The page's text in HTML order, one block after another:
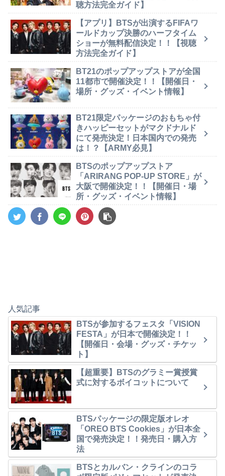
聴方法完全ガイド】
【アプリ】BTSが出演するFIFAワ
ールドカップ決勝のハーフタイム
ショーが無料配信決定！！【視聴
方法完全ガイド】
BT21のポップアップストアが全国
11都市で開催決定！！【開催日・
場所・グッズ・イベント情報】
BT21限定パッケージのおもちゃ付
きハッピーセットがマクドナルド
にて発売決定！日本国内での発売
は！？【ARMY必見】
BTSのポップアップストア
「ARIRANG POP-UP STORE」が
大阪で開催決定！！【開催日・場
所・グッズ・イベント情報】
人気記事
BTSが参加するフェスタ「VISION
FESTA」が日本で開催決定！！
【開催日・会場・グッズ・チケッ
ト】
【超重要】BTSのグラミー賞授賞
式に対するボイコットについて
BTSパッケージの限定版オレオ
「OREO BTS Cookies」が日本全
国で発売決定！！発売日・購入方
法
BTSとカルバン・クラインのコラ